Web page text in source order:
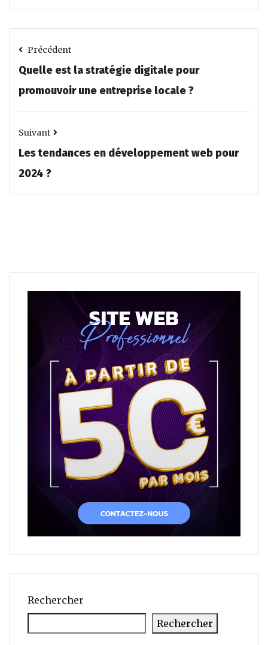
Précédent
Quelle est la stratégie digitale pour
promouvoir une entreprise locale ?
Suivant
Les tendances en développement web pour
2024 ?
Rechercher
Rechercher